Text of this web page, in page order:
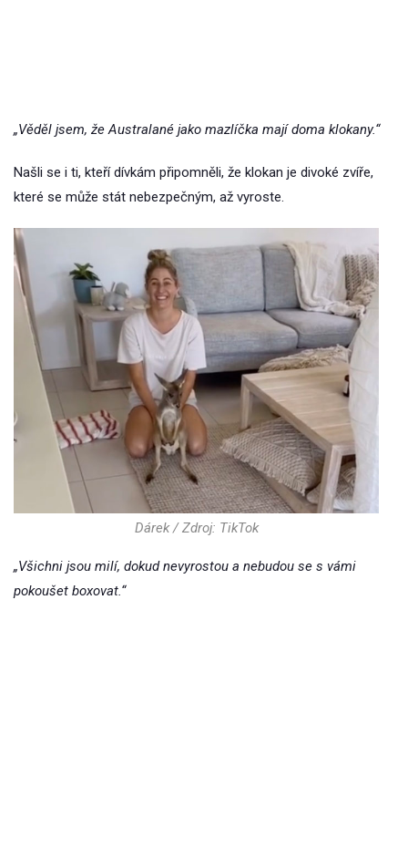
„Věděl jsem, že Australané jako mazlíčka mají doma klokany.“
Našli se i ti, kteří dívkám připomněli, že klokan je divoké zvíře,
které se může stát nebezpečným, až vyroste.
Dárek / Zdroj: TikTok
„Všichni jsou milí, dokud nevyrostou a nebudou se s vámi
pokoušet boxovat.“